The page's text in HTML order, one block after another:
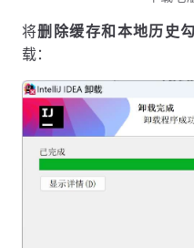
将删除缓存和本地历史
载：